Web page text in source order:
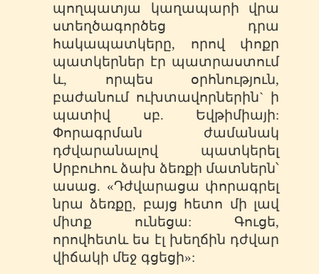
պողպատյա կաղապարի վրա
ստեղծագործեց դրա
հակապատկերը, որով փոքր
պատկերներ էր պատրաստում
և, որպես օրհնություն,
բաժանում ուխտավորներին` ի
պատիվ սբ. Եվթիմիայի:
Փորագրման ժամանակ
դժվարանալով պատկերել
Սրբուհու ձախ ձեռքի մատներն՝
ասաց. «Դժվարացա փորագրել
նրա ձեռքը, բայց հետո մի լավ
միտք ունեցա: Գուցե,
որովհետև ես էլ խեղճին դժվար
վիճակի մեջ գցեցի»: